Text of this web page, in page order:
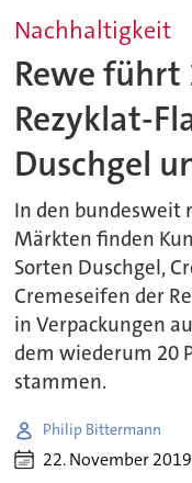
Nachhaltigkeit
Rewe führt
Rezyklat-
Duschgel
In den bundesweit
Märkten finden
Sorten Duschgel,
Cremeseifen der
in Verpackungen
dem wiederum 20
stammen.
Philip Bittermann
22. November 2019